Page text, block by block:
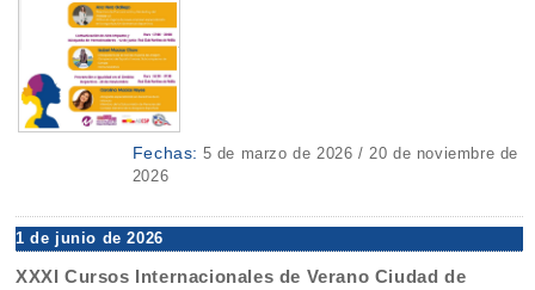
Fechas: 5 de marzo de 2026 / 20 de noviembre de
2026
1 de junio de 2026
XXXI Cursos Internacionales de Verano Ciudad de